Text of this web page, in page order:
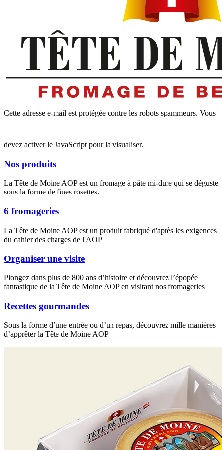
Cette adresse e-mail est protégée contre les robots spammeurs. Vous
devez activer le JavaScript pour la visualiser.
Nos produits
La Tête de Moine AOP est un fromage à pâte mi-dure qui se déguste
sous la forme de fines rosettes.
6 fromageries
La Tête de Moine AOP est un produit fabriqué d'après les exigences
du cahier des charges de l'AOP
Organiser une visite
Plongez dans plus de 800 ans d’histoire et découvrez l’épopée
fantastique de la Tête de Moine AOP en visitant nos fromageries
Recettes gourmandes
Sous la forme d’une entrée ou d’un repas, découvrez mille manières
d’apprêter la Tête de Moine AOP